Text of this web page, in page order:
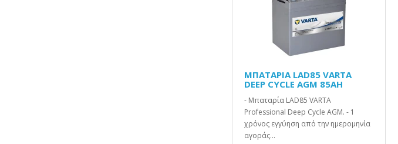
ΜΠΑΤΑΡΙΑ LAD85 VARTA
DEEP CYCLE AGM 85AH
- Μπαταρία LAD85 VARTA
Professional Deep Cycle AGM. - 1
χρόνος εγγύηση από την ημερομηνία
αγοράς...